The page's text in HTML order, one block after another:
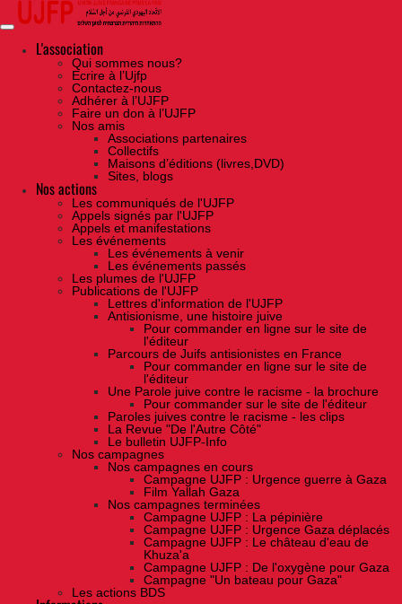
Skip
the
contentL'association
Qui sommes nous?
Ecrire à l’Ujfp
Contactez-nous
Adhérer à l’UJFP
Faire un don à l’UJFP
Nos amis
Associations partenaires
Collectifs
Maisons d’éditions (livres,DVD)
Sites, blogs
Nos actions
Les communiqués de l'UJFP
Appels signés par l'UJFP
Appels et manifestations
Les événements
Les événements à venir
Les événements passés
Les plumes de l'UJFP
Publications de l'UJFP
Lettres d'information de l'UJFP
Antisionisme, une histoire juive
Pour commander en ligne sur le site de
l'éditeur
Parcours de Juifs antisionistes en France
Pour commander en ligne sur le site de
l'éditeur
Une Parole juive contre le racisme - la brochure
Pour commander sur le site de l'éditeur
Paroles juives contre le racisme - les clips
La Revue "De l'Autre Côté"
Le bulletin UJFP-Info
Nos campagnes
Nos campagnes en cours
Campagne UJFP : Urgence guerre à Gaza
Film Yallah Gaza
Nos campagnes terminées
Campagne UJFP : La pépinière
Campagne UJFP : Urgence Gaza déplacés
Campagne UJFP : Le château d'eau de
Khuza'a
Campagne UJFP : De l'oxygène pour Gaza
Campagne "Un bateau pour Gaza"
Les actions BDS